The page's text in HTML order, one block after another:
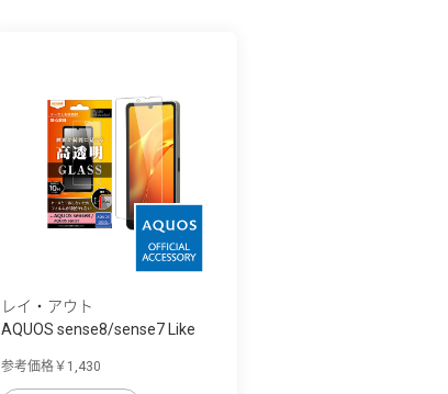
レイ・アウト
AQUOS sense8/sense7 Like
参考価格￥1,430